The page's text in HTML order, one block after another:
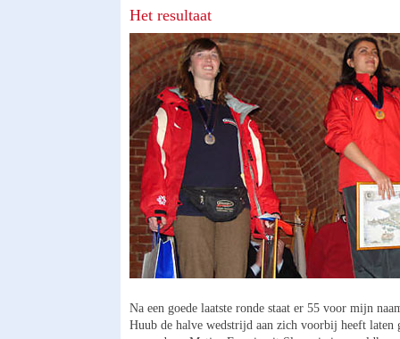
Het resultaat
Na een goede laatste ronde staat er 55 voor mijn
Huub de halve wedstrijd aan zich voorbij heeft laten